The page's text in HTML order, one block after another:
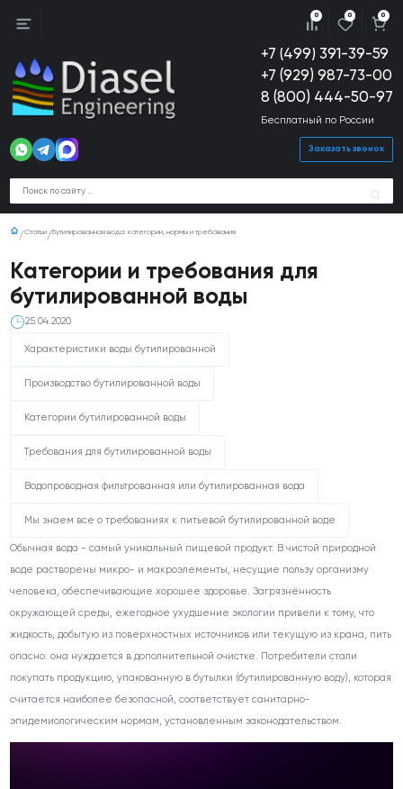
+7 (499) 391-39-59
+7 (929) 987-73-00
8 (800) 444-50-97
Бесплатный по России
Заказать звонок
0 0 0
Статьи Бутилированная вода: категории, нормы и требования
Категории и требования для
бутилированной воды
25.04.2020
Характеристики воды бутилированной
Производство бутилированной воды
Категории бутилированной воды
Требования для бутилированной воды
Водопроводная фильтрованная или бутилированная вода
Мы знаем все о требованиях к питьевой бутилированной воде
Обычная вода - самый уникальный пищевой продукт. В чистой природной
воде растворены микро- и макроэлементы, несущие пользу организму
человека, обеспечивающие хорошее здоровье. Загрязнённость
окружающей среды, ежегодное ухудшение экологии привели к тому, что
жидкость, добытую из поверхностных источников или текущую из крана, пить
опасно: она нуждается в дополнительной очистке. Потребители стали
покупать продукцию, упакованную в бутылки (бутилированную воду), которая
считается наиболее безопасной, соответствует санитарно-
эпидемиологическим нормам, установленным законодательством.